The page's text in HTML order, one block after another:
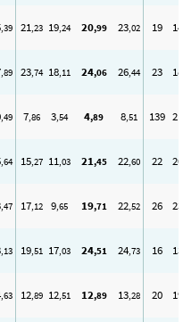
,39 21,23 19,24 20,99 23,02 19 14
,89 23,74 18,11 24,06 26,44 23 18
,49 7,86 3,54 4,89 8,51 139 21
,64 15,27 11,03 21,45 22,60 22 20
,47 17,12 9,65 19,71 22,52 26 23
,13 19,51 17,03 24,51 24,73 16 13
,63 12,89 12,51 12,89 13,28 20 19